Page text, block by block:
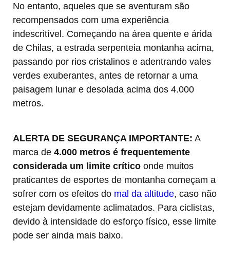
No entanto, aqueles que se aventuram são
recompensados com uma experiência
indescritível. Começando na área quente e árida
de Chilas, a estrada serpenteia montanha acima,
passando por rios cristalinos e adentrando vales
verdes exuberantes, antes de retornar a uma
paisagem lunar e desolada acima dos 4.000
metros.
ALERTA DE SEGURANÇA IMPORTANTE: A
marca de 4.000 metros é frequentemente
considerada um limite crítico onde muitos
praticantes de esportes de montanha começam a
sofrer com os efeitos do mal da altitude, caso não
estejam devidamente aclimatados. Para ciclistas,
devido à intensidade do esforço físico, esse limite
pode ser ainda mais baixo.